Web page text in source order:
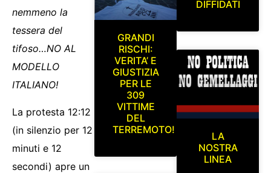
nemmeno la
tessera del
tifoso…NO AL
MODELLO
ITALIANO!
La protesta 12:12
(in silenzio per 12
minuti e 12
secondi) apre un
GRANDI
RISCHI:
VERITA’ E
GIUSTIZIA
PER LE
309
VITTIME
DEL
TERREMOTO!
DIFFIDATI
LA
NOSTRA
LINEA